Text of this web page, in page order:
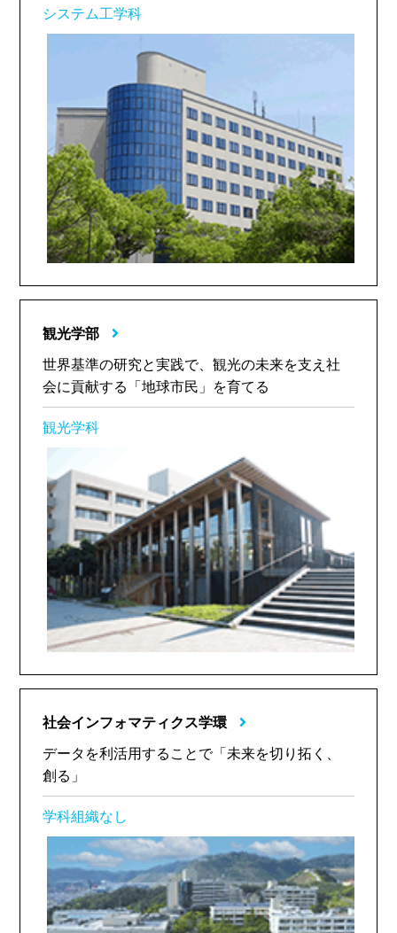
システム工学科
観光学部
世界基準の研究と実践で、観光の未来を支え社
会に貢献する「地球市民」を育てる
観光学科
社会インフォマティクス学環
データを利活用することで「未来を切り拓く、
創る」
学科組織なし